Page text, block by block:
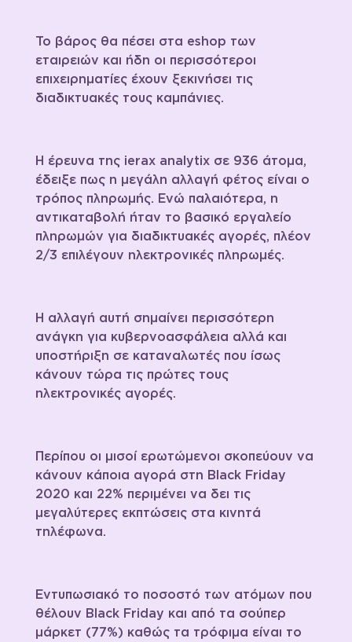
Το βάρος θα πέσει στα eshop των
εταιρειών και ήδη οι περισσότεροι
επιχειρηματίες έχουν ξεκινήσει τις
διαδικτυακές τους καμπάνιες.
Η έρευνα της ierax analytix σε 936 άτομα,
έδειξε πως η μεγάλη αλλαγή φέτος είναι ο
τρόπος πληρωμής. Ενώ παλαιότερα, η
αντικαταβολή ήταν το βασικό εργαλείο
πληρωμών για διαδικτυακές αγορές, πλέον
2/3 επιλέγουν ηλεκτρονικές πληρωμές.
Η αλλαγή αυτή σημαίνει περισσότερη
ανάγκη για κυβερνοασφάλεια αλλά και
υποστήριξη σε καταναλωτές που ίσως
κάνουν τώρα τις πρώτες τους
ηλεκτρονικές αγορές.
Περίπου οι μισοί ερωτώμενοι σκοπεύουν να
κάνουν κάποια αγορά στη Black Friday
2020 και 22% περιμένει να δει τις
μεγαλύτερες εκπτώσεις στα κινητά
τηλέφωνα.
Εντυπωσιακό το ποσοστό των ατόμων που
θέλουν Black Friday και από τα σούπερ
μάρκετ (77%) καθώς τα τρόφιμα είναι το